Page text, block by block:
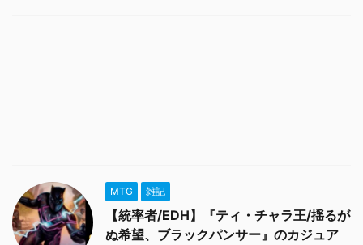
MTG 雑記
【統率者/EDH】『ティ・チャラ王/揺るが
ぬ希望、ブラックパンサー』のカジュア